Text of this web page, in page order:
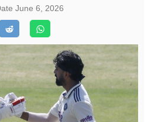
June 6, 2026